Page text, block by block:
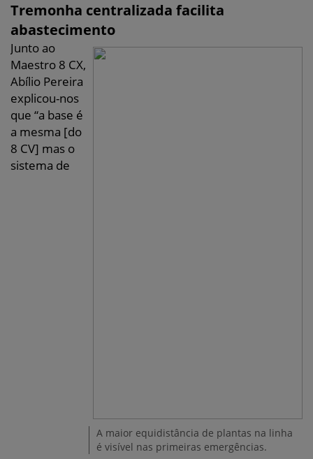
Tremonha centralizada facilita
abastecimento
A maior equidistância de plantas na linha
é visível nas primeiras emergências.
Junto ao
Maestro 8 CX,
Abílio Pereira
explicou-nos
que “a base é
a mesma [do
8 CV] mas o
sistema de